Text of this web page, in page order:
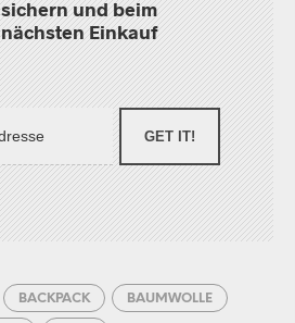
sichern und beim
nächsten Einkauf
GET IT!
BACKPACK BAUMWOLLE